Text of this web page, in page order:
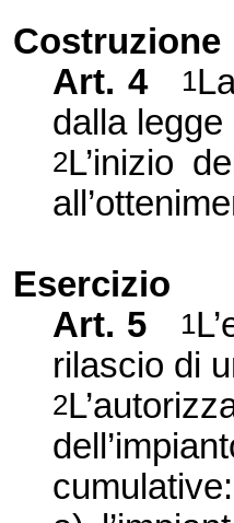
Costruzione
Art. 4
1
dalla
2L’inizio
Esercizio
Art. 5
1
rilascio di
2
cumulative: